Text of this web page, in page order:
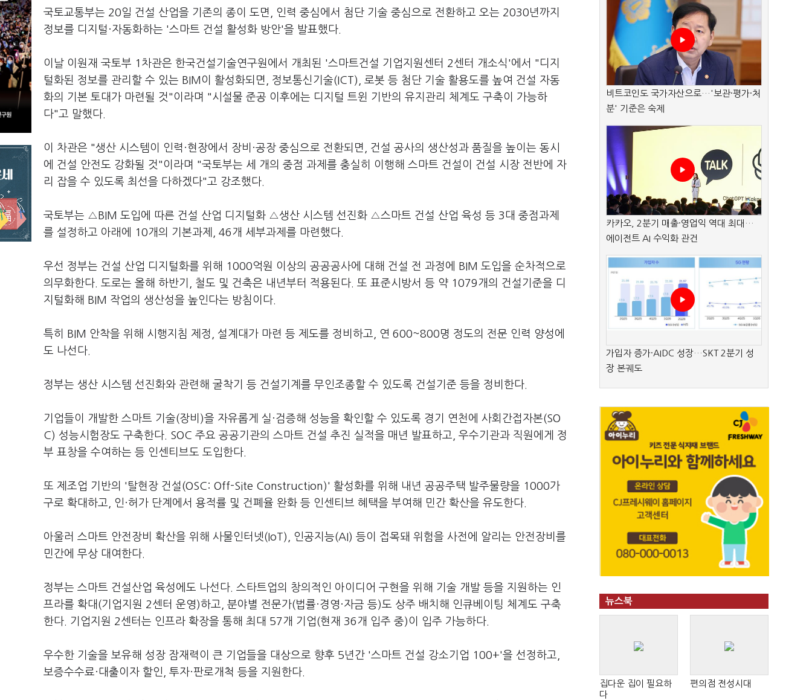
국토교통부는 20일 건설 산업을 기존의 종이 도면, 인력 중심에서 첨단 기술 중심으로 전환하고 오는 2030년까지
정보를 디지털·자동화하는 '스마트 건설 활성화 방안'을 발표했다.
이날 이원재 국토부 1차관은 한국건설기술연구원에서 개최된 '스마트건설 기업지원센터 2센터 개소식'에서 "디지
털화된 정보를 관리할 수 있는 BIM이 활성화되면, 정보통신기술(ICT), 로봇 등 첨단 기술 활용도를 높여 건설 자동
화의 기본 토대가 마련될 것"이라며 "시설물 준공 이후에는 디지털 트윈 기반의 유지관리 체계도 구축이 가능하
다"고 말했다.
이 차관은 "생산 시스템이 인력·현장에서 장비·공장 중심으로 전환되면, 건설 공사의 생산성과 품질을 높이는 동시
에 건설 안전도 강화될 것"이라며 "국토부는 세 개의 중점 과제를 충실히 이행해 스마트 건설이 건설 시장 전반에 자
리 잡을 수 있도록 최선을 다하겠다"고 강조했다.
국토부는 △BIM 도입에 따른 건설 산업 디지털화 △생산 시스템 선진화 △스마트 건설 산업 육성 등 3대 중점과제
를 설정하고 아래에 10개의 기본과제, 46개 세부과제를 마련했다.
우선 정부는 건설 산업 디지털화를 위해 1000억원 이상의 공공공사에 대해 건설 전 과정에 BIM 도입을 순차적으로
의무화한다. 도로는 올해 하반기, 철도 및 건축은 내년부터 적용된다. 또 표준시방서 등 약 1079개의 건설기준을 디
지털화해 BIM 작업의 생산성을 높인다는 방침이다.
특히 BIM 안착을 위해 시행지침 제정, 설계대가 마련 등 제도를 정비하고, 연 600~800명 정도의 전문 인력 양성에
도 나선다.
정부는 생산 시스템 선진화와 관련해 굴착기 등 건설기계를 무인조종할 수 있도록 건설기준 등을 정비한다.
기업들이 개발한 스마트 기술(장비)을 자유롭게 실·검증해 성능을 확인할 수 있도록 경기 연천에 사회간접자본(SO
C) 성능시험장도 구축한다. SOC 주요 공공기관의 스마트 건설 추진 실적을 매년 발표하고, 우수기관과 직원에게 정
부 표창을 수여하는 등 인센티브도 도입한다.
또 제조업 기반의 '탈현장 건설(OSC: Off-Site Construction)' 활성화를 위해 내년 공공주택 발주물량을 1000가
구로 확대하고, 인·허가 단계에서 용적률 및 건폐율 완화 등 인센티브 혜택을 부여해 민간 확산을 유도한다.
아울러 스마트 안전장비 확산을 위해 사물인터넷(IoT), 인공지능(AI) 등이 접목돼 위험을 사전에 알리는 안전장비를
민간에 무상 대여한다.
정부는 스마트 건설산업 육성에도 나선다. 스타트업의 창의적인 아이디어 구현을 위해 기술 개발 등을 지원하는 인
프라를 확대(기업지원 2센터 운영)하고, 분야별 전문가(법률·경영·자금 등)도 상주 배치해 인큐베이팅 체계도 구축
한다. 기업지원 2센터는 인프라 확장을 통해 최대 57개 기업(현재 36개 입주 중)이 입주 가능하다.
우수한 기술을 보유해 성장 잠재력이 큰 기업들을 대상으로 향후 5년간 '스마트 건설 강소기업 100+'을 선정하고,
보증수수료·대출이자 할인, 투자·판로개척 등을 지원한다.
비트코인도 국가자산으로…'보관·평가·처
분' 기준은 숙제
카카오, 2분기 매출·영업익 역대 최대…
에이전트 AI 수익화 관건
가입자 증가·AIDC 성장…SKT 2분기 성
장 본궤도
뉴스북
집다운 집이 필요하
다
편의점 전성시대